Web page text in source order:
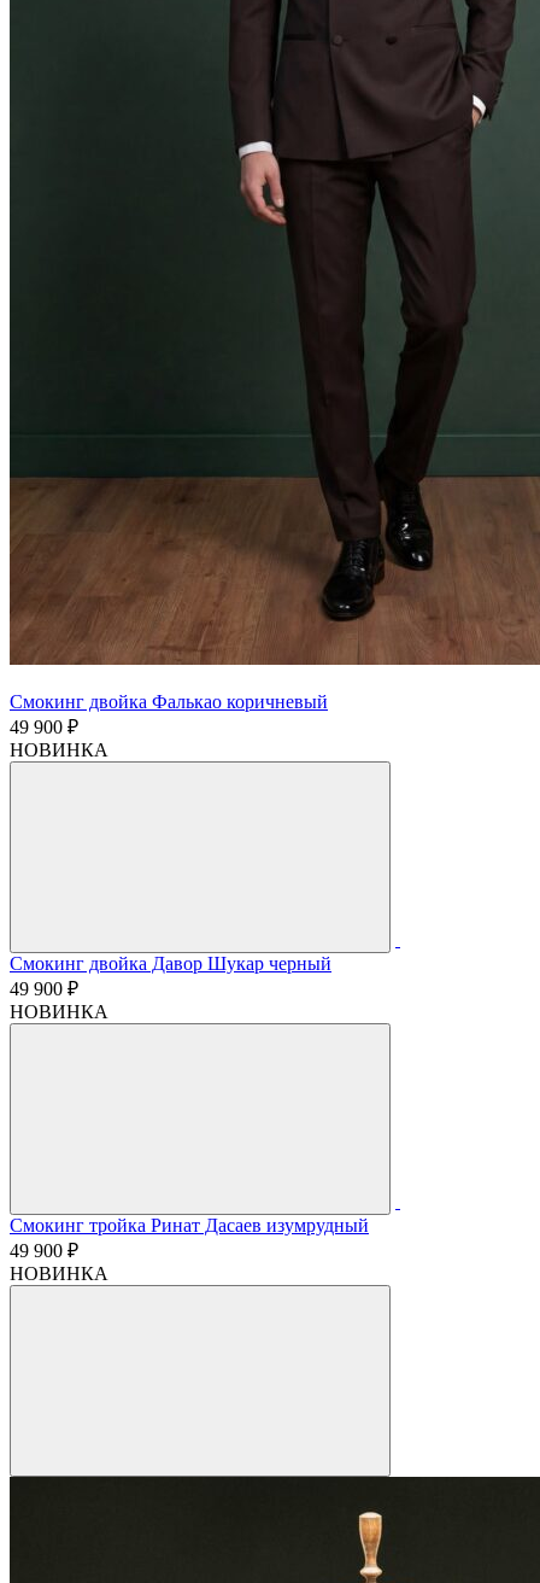
Смокинг двойка Фалькао коричневый
49 900 ₽
НОВИНКА
Смокинг двойка Давор Шукар черный
49 900 ₽
НОВИНКА
Смокинг тройка Ринат Дасаев изумрудный
49 900 ₽
НОВИНКА